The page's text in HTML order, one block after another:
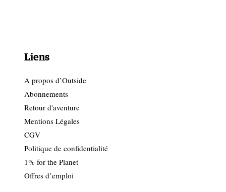
Liens
A propos d’Outside
Abonnements
Retour d'aventure
Mentions Légales
CGV
Politique de confidentialité
1% for the Planet
Offres d’emploi